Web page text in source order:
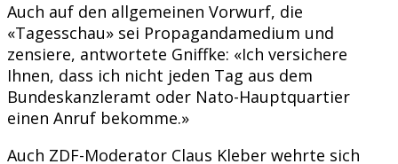
Auch auf den allgemeinen Vorwurf, die
«Tagesschau» sei Propagandamedium und
zensiere, antwortete Gniffke: «Ich versichere
Ihnen, dass ich nicht jeden Tag aus dem
Bundeskanzleramt oder Nato-Hauptquartier
einen Anruf bekomme.»
Auch ZDF-Moderator Claus Kleber wehrte sich